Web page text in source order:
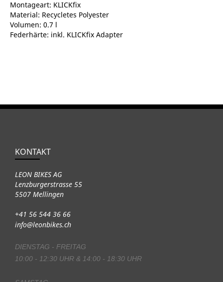
Montageart: KLICKfix
Material: Recycletes Polyester
Volumen: 0.7 l
Federhärte: inkl. KLICKfix Adapter
KONTAKT
LEON BIKES AG
Lenzburgerstrasse 55
5507 Mellingen
+41 56 544 36 66
info@leonbikes.ch
DIENSTAG - FREITAG
10:00 - 12:30 UHR & 14:00 - 18:30 UHR